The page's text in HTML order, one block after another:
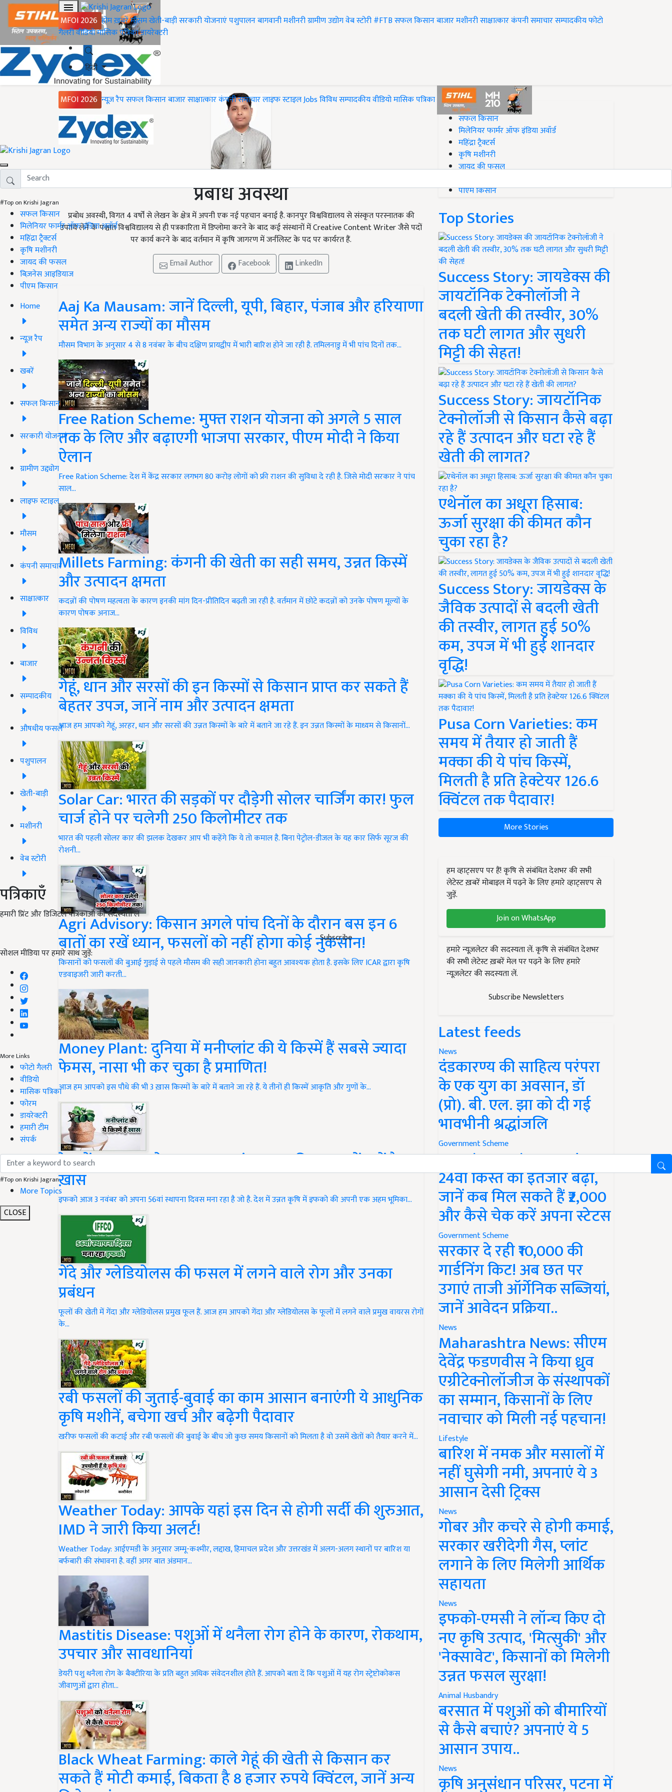
MFOI 2026 होमख़बरेंमौसमखेती-बाड़ीसरकारी योजनाएंपशुपालनबागवानीमशीनरीग्रामीण उद्योगवेब स्टोरी#FTBसफल किसानबाजारमशीनरीसाक्षात्कारकंपनी समाचारसम्पादकीयफोटो
गैलरीवीडियोमासिक पत्रिकाडायरेक्टरी
हिंदी
MFOI 2026 न्यूज़ रैपसफल किसानबाजारसाक्षात्कारकंपनी समाचारलाइफ स्टाइलJobsविविधसम्पादकीयवीडियोमासिक पत्रिका
#Top on Krishi Jagran
सफल किसान
मिलेनियर फार्मर ऑफ इंडिया अवॉर्ड
महिंद्रा ट्रैक्टर्स
कृषि मशीनरी
जायद की फसल
बिज़नेस आइडियाज
पीएम किसान
Home
न्यूज़ रैप
खबरें
सफल किसान
सरकारी योजनाएं
ग्रामीण उद्द्योग
लाइफ स्टाइल
मौसम
कंपनी समाचार
साक्षात्कार
विविध
बाजार
सम्पादकीय
औषधीय फसलें
पशुपालन
खेती-बाड़ी
मशीनरी
वेब स्टोरी
पत्रिकाएँ
हमारी प्रिंट और डिजिटल पत्रिकाओं की सदस्यता लें
Subscribe
सोशल मीडिया पर हमारे साथ जुड़ें:
More Links
फोटो गैलरी
वीडियो
मासिक पत्रिका
फोरम
डायरेक्टरी
हमारी टीम
संपर्क
#Top on Krishi Jagran
More Topics
CLOSE
प्रबोध अवस्थी
प्रबोध अवस्थी, विगत 4 वर्षों से लेखन के क्षेत्र में अपनी एक नई पहचान बनाई है. कानपुर विश्वविद्यालय से संस्कृत परस्नातक की
उपाधि लेने के पश्चात विश्वविद्यालय से ही पत्रकारिता में डिप्लोमा करने के बाद कई संस्थानों में Creative Content Writer जैसे पदों
पर कार्य करने के बाद वर्तमान में कृषि जागरण में जर्नलिस्ट के पद पर कार्यरत हैं.
Email Author
Facebook LinkedIn
Aaj Ka Mausam: जानें दिल्ली, यूपी, बिहार, पंजाब और हरियाणा
समेत अन्य राज्यों का मौसम
मौसम विभाग के अनुसार 4 से 8 नवंबर के बीच दक्षिण प्रायद्वीप में भारी बारिश होने जा रही है. तमिलनाडु में भी पांच दिनों तक…
Free Ration Scheme: मुफ्त राशन योजना को अगले 5 साल
तक के लिए और बढ़ाएगी भाजपा सरकार, पीएम मोदी ने किया
ऐलान
Free Ration Scheme: देश में केंद्र सरकार लगभग 80 करोड़ लोगों को फ्री राशन की सुविधा दे रही है. जिसे मोदी सरकार ने पांच
साल…
Millets Farming: कंगनी की खेती का सही समय, उन्नत किस्में
और उत्पादन क्षमता
कदन्नों की पोषण महत्वता के कारण इनकी मांग दिन-प्रीतिदिन बढ़ती जा रही है. वर्तमान में छोटे कदन्नों को उनके पोषण मूल्यों के
कारण पोषक अनाज…
गेहूं, धान और सरसों की इन किस्मों से किसान प्राप्त कर सकते हैं
बेहतर उपज, जानें नाम और उत्पादन क्षमता
आज हम आपको गेहूं, अरहर, धान और सरसों की उन्नत किस्मों के बारे में बताने जा रहे हैं. इन उन्नत किस्मों के माध्यम से किसानों…
Solar Car: भारत की सड़कों पर दौड़ेगी सोलर चार्जिंग कार! फुल
चार्ज होने पर चलेगी 250 किलोमीटर तक
भारत की पहली सोलर कार की झलक देखकर आप भी कहेंगे कि ये तो कमाल है. बिना पेट्रोल-डीजल के यह कार सिर्फ सूरज की
रोशनी…
Agri Advisory: किसान अगले पांच दिनों के दौरान बस इन 6
बातों का रखें ध्यान, फसलों को नहीं होगा कोई नुकसान!
किसानों को फसलों की बुआई गुड़ाई से पहले मौसम की सही जानकारी होना बहुत आवश्यक होता है. इसके लिए ICAR द्वारा कृषि
एडवाइजरी जारी करती…
Money Plant: दुनिया में मनीप्लांट की ये किस्में हैं सबसे ज्यादा
फेमस, नासा भी कर चुका है प्रमाणित!
आज हम आपको इस पौधे की भी 3 ख़ास किस्मों के बारे में बताने जा रहे हैं. ये तीनों ही किस्में आकृति और गुणों के…
देश में आज इफको मना रहा 56वां स्थापना दिवस, जानें क्यों है
ख़ास
इफको आज 3 नवंबर को अपना 56वां स्थापना दिवस मना रहा है जो है. देश में उन्नत कृषि में इफको की अपनी एक अहम भूमिका…
गेंदे और ग्लेडियोलस की फसल में लगने वाले रोग और उनका
प्रबंधन
फूलों की खेती में गेंदा और ग्लेडियोलस प्रमुख फूल हैं. आज हम आपको गेंदा और ग्लेडियोलस के फूलों में लगने वाले प्रमुख वायरस रोगों
के…
रबी फसलों की जुताई-बुवाई का काम आसान बनाएंगी ये आधुनिक
कृषि मशीनें, बचेगा खर्च और बढ़ेगी पैदावार
खरीफ फसलों की कटाई और रबी फसलों की बुवाई के बीच जो कुछ समय किसानों को मिलता है वो उसमें खेतों को तैयार करने में…
Weather Today: आपके यहां इस दिन से होगी सर्दी की शुरुआत,
IMD ने जारी किया अलर्ट!
Weather Today: आईएमडी के अनुसार जम्मू-कश्मीर, लद्दाख, हिमाचल प्रदेश और उत्तरखंड में अलग-अलग स्थानों पर बारिश या
बर्फबारी की संभावना है. वहीं अगर बात अंडमान…
Mastitis Disease: पशुओं में थनैला रोग होने के कारण, रोकथाम,
उपचार और सावधानियां
डेयरी पशु थनैला रोग के बैक्टीरिया के प्रति बहुत अधिक संवेदनशील होते हैं. आपको बता दें कि पशुओं में यह रोग स्ट्रेप्टोकोकस
जीवाणुओं द्वारा होता…
Black Wheat Farming: काले गेहूं की खेती से किसान कर
सकते हैं मोटी कमाई, बिकता है 8 हजार रुपये क्विंटल, जानें अन्य
#Top on Krishi Jagran
सफल किसान
मिलेनियर फार्मर ऑफ इंडिया अवॉर्ड
महिंद्रा ट्रैक्टर्स
कृषि मशीनरी
जायद की फसल
पीएम किसान
Top Stories
Success Story: जायडेक्स की
जायटॉनिक टेक्नोलॉजी ने
बदली खेती की तस्वीर, 30%
तक घटी लागत और सुधरी
मिट्टी की सेहत!
Success Story: जायटॉनिक
टेक्नोलॉजी से किसान कैसे बढ़ा
रहे हैं उत्पादन और घटा रहे हैं
खेती की लागत?
एथेनॉल का अधूरा हिसाब:
ऊर्जा सुरक्षा की कीमत कौन
चुका रहा है?
Success Story: जायडेक्स के
जैविक उत्पादों से बदली खेती
की तस्वीर, लागत हुई 50%
कम, उपज में भी हुई शानदार
वृद्धि!
Pusa Corn Varieties: कम
समय में तैयार हो जाती हैं
मक्का की ये पांच किस्में,
मिलती है प्रति हेक्टेयर 126.6
क्विंटल तक पैदावार!
More Stories
हम व्हाट्सएप पर हैं! कृषि से संबंधित देशभर की सभी
लेटेस्ट ख़बरें मोबाइल में पढ़ने के लिए हमारे व्हाट्सएप से
जुड़ें.
Join on WhatsApp
हमारे न्यूज़लेटर की सदस्यता लें. कृषि से संबंधित देशभर
की सभी लेटेस्ट ख़बरें मेल पर पढ़ने के लिए हमारे
न्यूज़लेटर की सदस्यता लें.
Subscribe Newsletters
Latest feeds
News
दंडकारण्य की साहित्य परंपरा
के एक युग का अवसान, डॉ
(प्रो). बी. एल. झा को दी गई
भावभीनी श्रद्धांजलि
Government Scheme
PM Kisan Yojana Update:
24वीं किस्त का इंतजार बढ़ा,
जानें कब मिल सकते हैं ₹2,000
और कैसे चेक करें अपना स्टेटस
Government Scheme
सरकार दे रही ₹10,000 की
गार्डनिंग किट! अब छत पर
उगाएं ताजी ऑर्गेनिक सब्जियां,
जानें आवेदन प्रक्रिया..
News
Maharashtra News: सीएम
देवेंद्र फडणवीस ने किया ध्रुव
एग्रीटेक्नोलॉजीज के संस्थापकों
का सम्मान, किसानों के लिए
नवाचार को मिली नई पहचान!
Lifestyle
बारिश में नमक और मसालों में
नहीं घुसेगी नमी, अपनाएं ये 3
आसान देसी ट्रिक्स
News
गोबर और कचरे से होगी कमाई,
सरकार खरीदेगी गैस, प्लांट
लगाने के लिए मिलेगी आर्थिक
सहायता
News
इफको-एमसी ने लॉन्च किए दो
नए कृषि उत्पाद, 'मित्सुकी' और
'नेक्सावेट', किसानों को मिलेगी
उन्नत फसल सुरक्षा!
Animal Husbandry
बरसात में पशुओं को बीमारियों
से कैसे बचाएं? अपनाएं ये 5
आसान उपाय..
News
कृषि अनुसंधान परिसर, पटना में